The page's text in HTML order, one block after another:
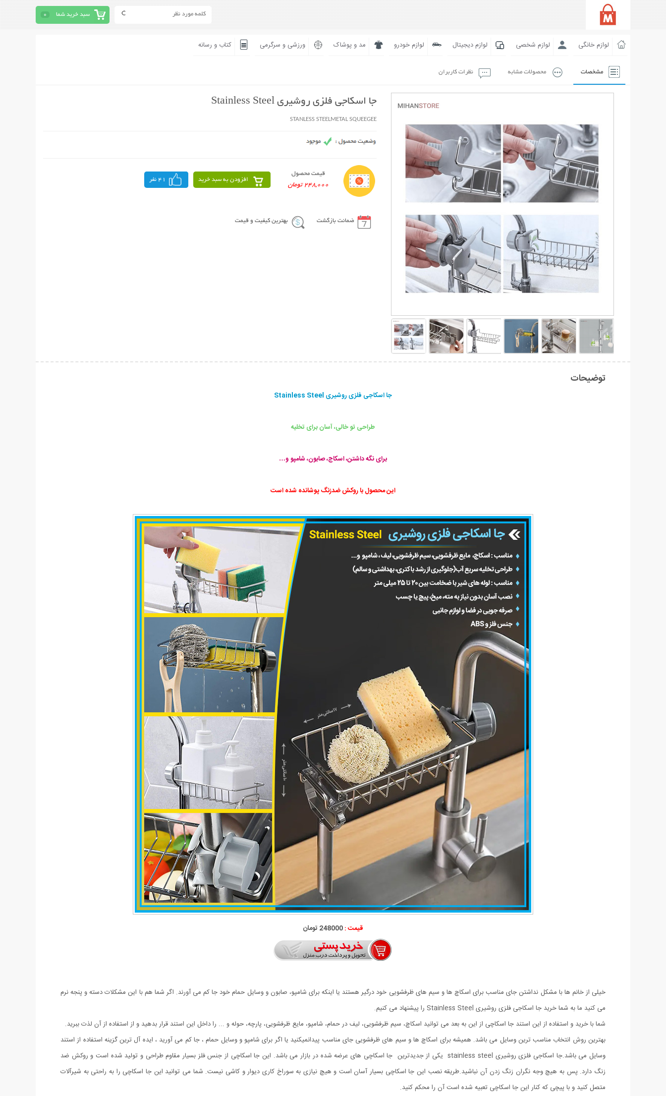
سبد خرید شما 0
لوازم خانگی لوازم شخصی لوازم دیجیتال لوازم خودرو مد و پوشاک ورزشی و سرگرمی کتاب و رسانه
مشخصات محصولات مشابه نظرات کاربران
جا اسکاجی فلزی روشیری Stainless Steel
STANLESS STEELMETAL SQUEEGEE
قیمت محصول
248,000 تومان
افزودن به سبد خرید 41 نفر
ضمانت بازگشت بهترین کیفیت و قیمت
توضیحات
جا اسکاجی فلزی روشیری Stainless Steel
طراحی تو خالی، آسان برای تخلیه
برای نگه داشتن، اسکاج، صابون، شامپو و…
این محصول با روکش ضدزنگ پوشانده شده است
قیمت :248000 تومان
خیلی از خانم ها با مشکل نداشتن جای مناسب برای اسکاچ ها و سیم های ظرفشویی خود درگیر هستند یا اینکه برای شامپو، صابون و وسایل حمام خود جا کم می آورند. اگر شما هم با این مشکلات دسته و پنجه نرم
می کنید ما به شما خرید جا اسکاجی فلزی روشیری Stainless Steel را پیشنهاد می کنیم.
شما با خرید و استفاده از این استند جا اسکاچی از این به بعد می توانید اسکاچ، سیم ظرفشویی، لیف در حمام، شامپو، مایع ظرفشویی، پارچه، حوله و ... را داخل این استند قرار بدهید و از استفاده از آن لذت ببرید.
بهترین روش انتخاب مناسب ترین وسایل می باشد. همیشه برای اسکاچ ها و سیم های ظرفشویی جای مناسب پیدانمیکنید یا اگر برای شامپو و وسایل حمام ، جا کم می آورید ، ایده آل ترین گزینه استفاده از استند
وسایل می باشد.جا اسکاجی فلزی روشیری stainless steel یکی از جدیدترین جا اسکاچی های عرضه شده در بازار می باشد. این جا اسکاچی از جنس فلز بسیار مقاوم طراحی و تولید شده است و روکش ضد
زنگ دارد. پس به هیچ وجه نگران زنگ زدن آن نباشید.طریقه نصب این جا اسکاچی بسیار آسان است و هیچ نیازی به سوراخ کاری دیوار و کاشی نیست. شما می توانید این جا اسکاچی را به راحتی به شیرآلات
متصل کنید و با پیچی که کنار این جا اسکاچی تعبیه شده است آن را محکم کنید.